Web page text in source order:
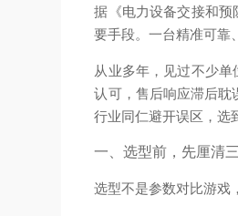
据《电力设备交接和
要手段。一台精准可靠
从业多年，见过不少
认可，售后响应滞后耽
行业同仁避开误区，选
一、选型前，先厘清
选型不是参数对比游戏